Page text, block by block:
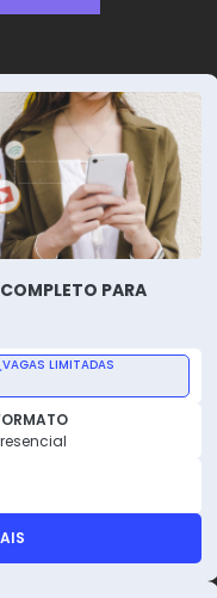
PARA
VAGAS LIMITADAS